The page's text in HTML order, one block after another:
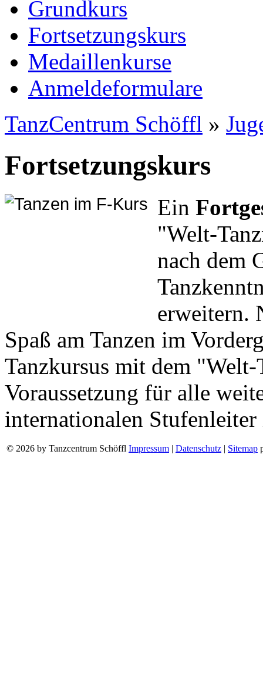
Grundkurs
Fortsetzungskurs
Medaillenkurse
Anmeldeformulare
TanzCentrum Schöffl »
Fortsetzungskurs
Ein
"Welt-
nach dem
erweitern.
Spaß am Tanzen im
Tanzkursus mit dem
Voraussetzung für alle
internationalen Stufenleiter
© 2026 by Tanzcentrum Schöffl Impressum | Datenschutz | Sitemap